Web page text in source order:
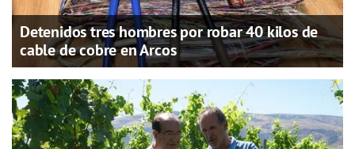
Detenidos tres hombres por robar 40 kilos de
cable de cobre en Arcos